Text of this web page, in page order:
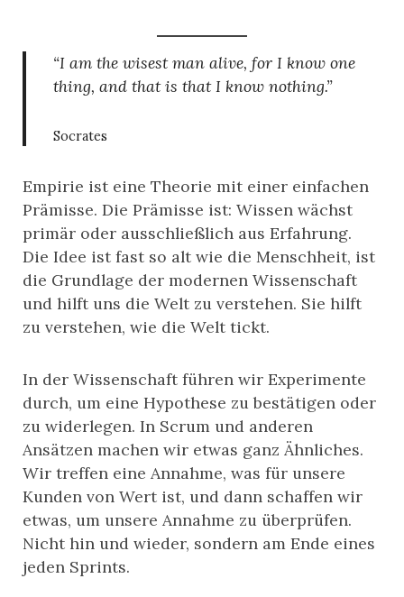
“I am the wisest man alive, for I know one
thing, and that is that I know nothing.”
Socrates
Empirie ist eine Theorie mit einer einfachen
Prämisse. Die Prämisse ist: Wissen wächst
primär oder ausschließlich aus Erfahrung.
Die Idee ist fast so alt wie die Menschheit, ist
die Grundlage der modernen Wissenschaft
und hilft uns die Welt zu verstehen. Sie hilft
zu verstehen, wie die Welt tickt.
In der Wissenschaft führen wir Experimente
durch, um eine Hypothese zu bestätigen oder
zu widerlegen. In Scrum und anderen
Ansätzen machen wir etwas ganz Ähnliches.
Wir treffen eine Annahme, was für unsere
Kunden von Wert ist, und dann schaffen wir
etwas, um unsere Annahme zu überprüfen.
Nicht hin und wieder, sondern am Ende eines
jeden Sprints.